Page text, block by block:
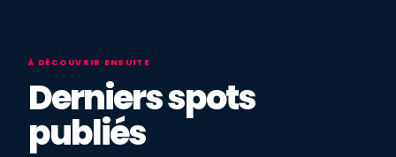
À DÉCOUVRIR ENSUITE
Derniers spots
publiés